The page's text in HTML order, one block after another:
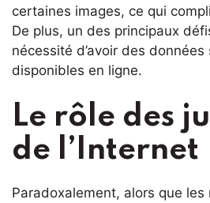
certaines images, ce qui
De plus, un des principaux
nécessité d’avoir des
disponibles en ligne.
Le rôle des
de l’Internet
Paradoxalement, alors que les